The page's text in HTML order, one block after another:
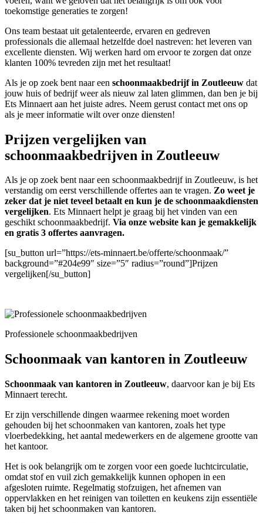
toekomstige generaties te zorgen!
Ons team bestaat uit getalenteerde, ervaren en gedreven
professionals die allemaal hetzelfde doel nastreven: het leveren van
excellente diensten. Wij werken hard om ervoor te zorgen dat onze
klanten 100% tevreden zijn met het resultaat!
Als je op zoek bent naar een schoonmaakbedrijf in Zoutleeuw dat
jouw huis of bedrijf weer als nieuw zal laten glimmen, dan ben je bij
Ets Minnaert aan het juiste adres. Neem gerust contact met ons op
als je meer informatie wilt over onze diensten!
Prijzen vergelijken van
schoonmaakbedrijven in Zoutleeuw
Als je op zoek bent naar een schoonmaakbedrijf in Zoutleeuw, is het
verstandig om eerst verschillende offertes aan te vragen. Zo weet je
zeker dat je niet teveel betaalt en kun je de schoonmaakdiensten
vergelijken. Ets Minnaert helpt je graag bij het vinden van een
geschikt schoonmaakbedrijf. Via onze website kan je gemakkelijk
en gratis 3 offertes aanvragen.
[su_button url=”https://ets-minnaert.be/offerte/schoonmaak/”
background=”#204e99″ size=”5″ radius=”round”]Prijzen
vergelijken[/su_button]
Professionele schoonmaakbedrijven
Schoonmaak van kantoren in Zoutleeuw
Schoonmaak van kantoren in Zoutleeuw, daarvoor kan je bij Ets
Minnaert terecht.
Er zijn verschillende dingen waarmee rekening moet worden
gehouden bij het schoonmaken van kantoren, zoals het type
vloerbedekking, het aantal medewerkers en de algemene grootte van
het kantoor.
Het is ook belangrijk om te zorgen voor een goede luchtcirculatie,
omdat stof en vuil zich gemakkelijk kunnen ophopen in een
afgesloten ruimte. Regelmatig stofzuigen, het afnemen van
oppervlakken en het reinigen van toiletten en keukens zijn essentiële
taken bij het schoonmaken van kantoren.